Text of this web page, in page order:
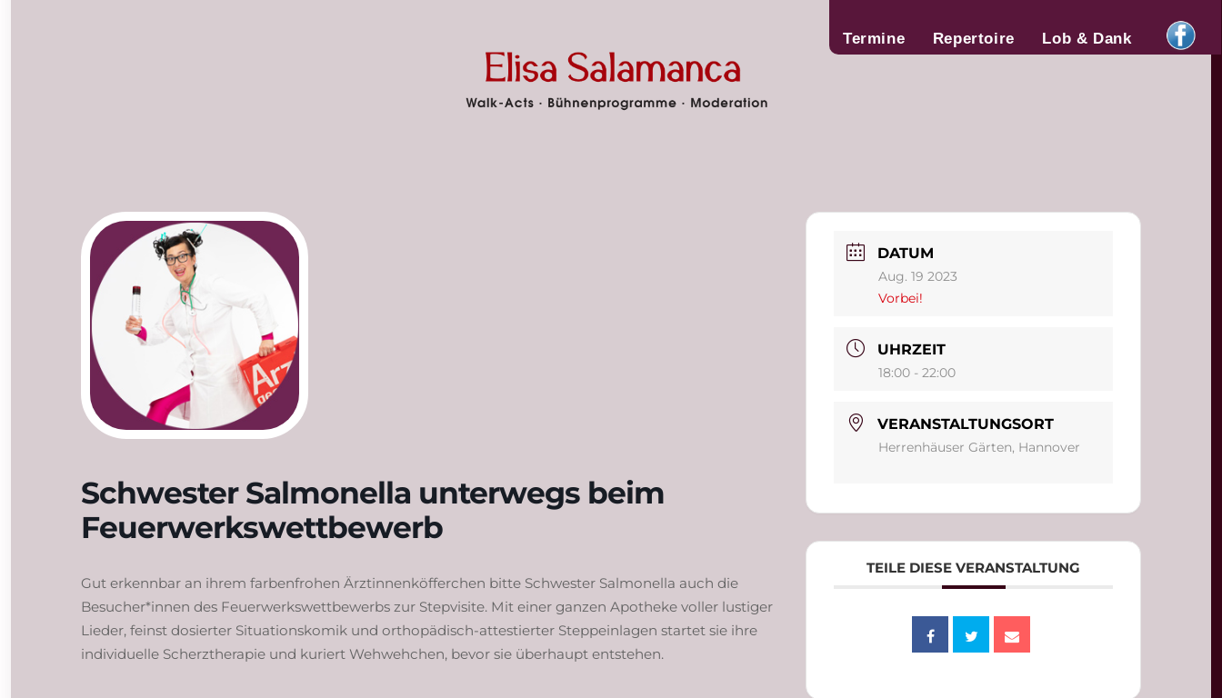
Termine Repertoire Lob & Dank
Schwester Salmonella unterwegs beim
Feuerwerkswettbewerb
Gut erkennbar an ihrem farbenfrohen Ärztinnenköfferchen bitte Schwester Salmonella auch die
Besucher*innen des Feuerwerkswettbewerbs zur Stepvisite. Mit einer ganzen Apotheke voller lustiger
Lieder, feinst dosierter Situationskomik und orthopädisch-attestierter Steppeinlagen startet sie ihre
individuelle Scherztherapie und kuriert Wehwehchen, bevor sie überhaupt entstehen.
DATUM
Aug. 19 2023
Vorbei!
UHRZEIT
18:00 - 22:00
VERANSTALTUNGSORT
Herrenhäuser Gärten, Hannover
TEILE DIESE VERANSTALTUNG